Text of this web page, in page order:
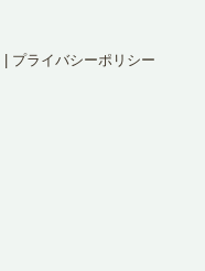
プライバシーポリシー